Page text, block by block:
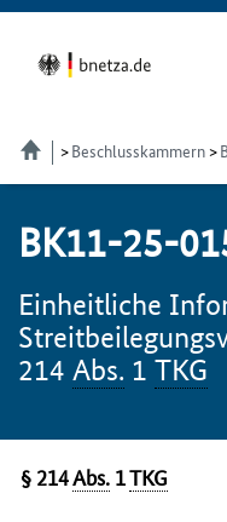
Beschlusskammern
BK11-25-
Einheitliche
214 Abs. 1 TKG
§ 214Abs. 1 TKG